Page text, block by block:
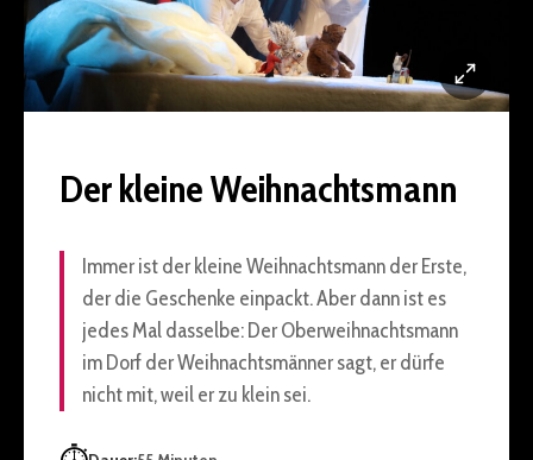
Der kleine Weihnachtsmann
Immer ist der kleine Weihnachtsmann der Erste,
der die Geschenke einpackt. Aber dann ist es
jedes Mal dasselbe: Der Oberweihnachtsmann
im Dorf der Weihnachtsmänner sagt, er dürfe
nicht mit, weil er zu klein sei.